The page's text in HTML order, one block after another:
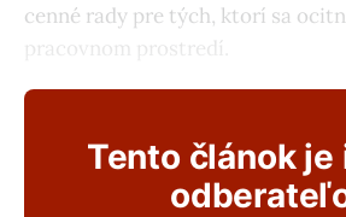
cenné rady pre tých, ktorí sa
pracovnom prostredí.
Tento článok je